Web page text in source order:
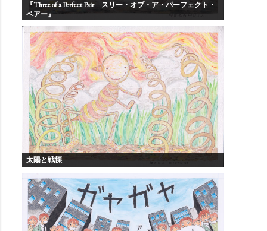
『Three of a Perfect Pair スリー・オブ・ア・パーフェクト・
ペアー』
太陽と戦慄